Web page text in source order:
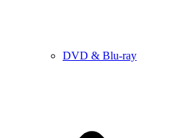
DVD & Blu-ray